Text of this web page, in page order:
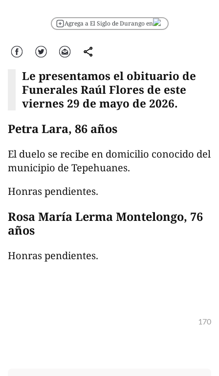
Agrega a El Siglo de Durango en
Facebook Twitter Correo comparte
Le presentamos el obituario de
Funerales Raúl Flores de este
viernes 29 de mayo de 2026.
Petra Lara, 86 años
El duelo se recibe en domicilio conocido del
municipio de Tepehuanes.
Honras pendientes.
Rosa María Lerma Montelongo, 76
años
Honras pendientes.
170